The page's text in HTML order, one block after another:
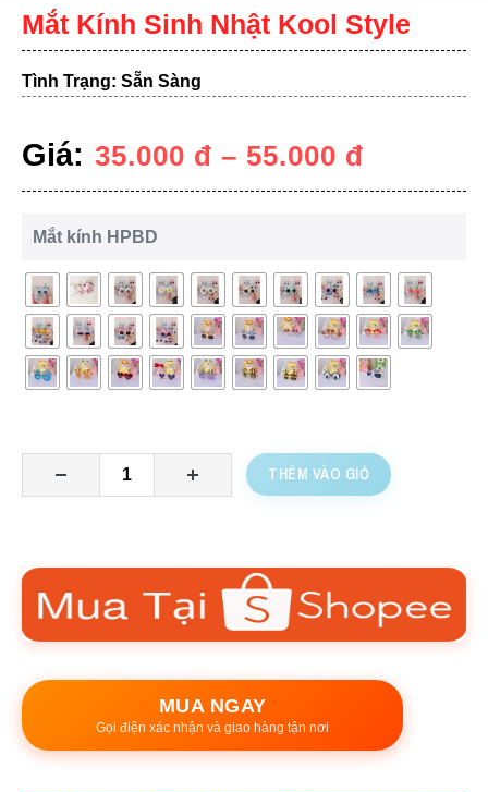
Mắt Kính Sinh Nhật Kool Style
Tình Trạng: Sẵn Sàng
Giá: 35.000 đ – 55.000 đ
Mắt kính HPBD
THÊM VÀO GIỎ
MUA NGAY
Gọi điện xác nhận và giao hàng tận nơi